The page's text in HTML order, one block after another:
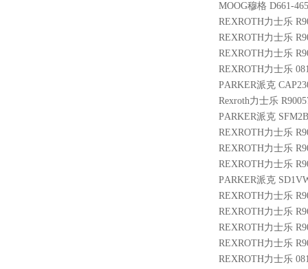
MOOG穆格 D661-
REXROTH力士乐
REXROTH力士乐
REXROTH力士乐
REXROTH力士乐
PARKER派克
Rexroth力士乐
PARKER派克
REXROTH力士乐
REXROTH力士乐
REXROTH力士乐
PARKER派克
REXROTH力士乐
REXROTH力士乐
REXROTH力士乐
REXROTH力士乐
REXROTH力士乐